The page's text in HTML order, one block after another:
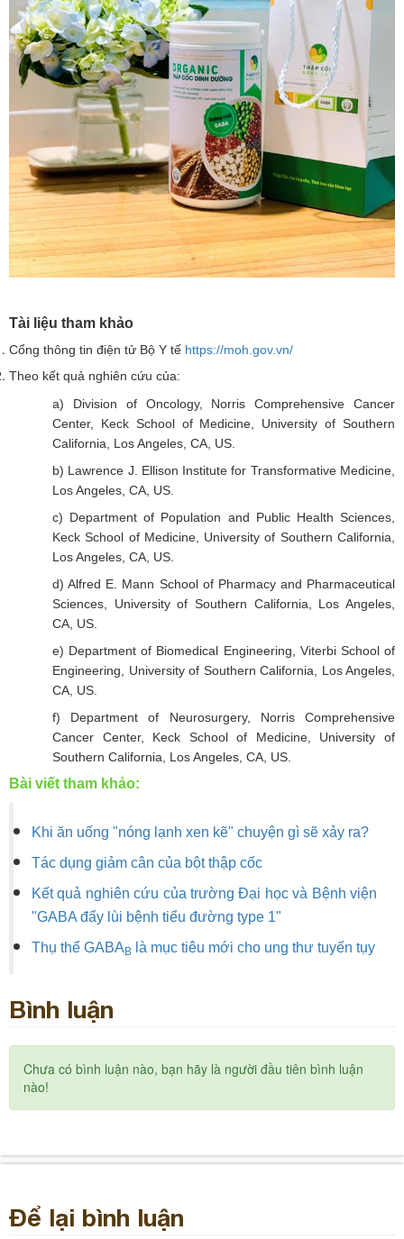
Tài liệu tham khảo
Cổng thông tin điện tử Bộ Y tế https://moh.gov.vn/
Theo kết quả nghiên cứu của:
a) Division of Oncology, Norris Comprehensive Cancer
Center, Keck School of Medicine, University of Southern
California, Los Angeles, CA, US.
b) Lawrence J. Ellison Institute for Transformative Medicine,
Los Angeles, CA, US.
c) Department of Population and Public Health Sciences,
Keck School of Medicine, University of Southern California,
Los Angeles, CA, US.
d) Alfred E. Mann School of Pharmacy and Pharmaceutical
Sciences, University of Southern California, Los Angeles,
CA, US.
e) Department of Biomedical Engineering, Viterbi School of
Engineering, University of Southern California, Los Angeles,
CA, US.
f) Department of Neurosurgery, Norris Comprehensive
Cancer Center, Keck School of Medicine, University of
Southern California, Los Angeles, CA, US.
Bài viết tham khảo:
Khi ăn uống "nóng lạnh xen kẽ" chuyện gì sẽ xảy ra?
Tác dụng giảm cân của bột thập cốc
Kết quả nghiên cứu của trường Đại học và Bệnh viện
"GABA đẩy lùi bệnh tiểu đường type 1"
Thụ thể GABA B là mục tiêu mới cho ung thư tuyến tụy
Bình luận
Chưa có bình luận nào, bạn hãy là người đầu tiên bình luận
nào!
Để lại bình luận